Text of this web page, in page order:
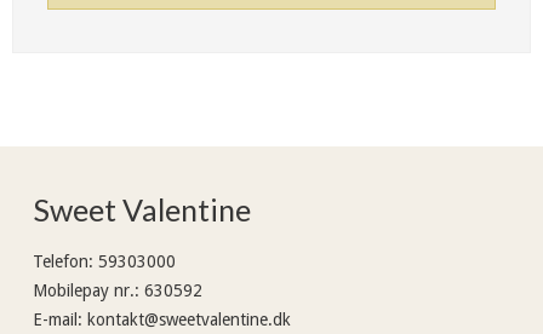
Sweet Valentine
Telefon: 59303000
Mobilepay nr.: 630592
E-mail : kontakt@sweetvalentine.dk